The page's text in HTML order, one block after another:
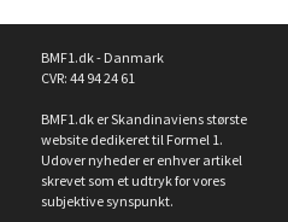
BMF1.dk - Danmark
CVR: 44 94 24 61
BMF1.dk er Skandinaviens største
website dedikeret til Formel 1.
Udover nyheder er enhver artikel
skrevet som et udtryk for vores
subjektive synspunkt.